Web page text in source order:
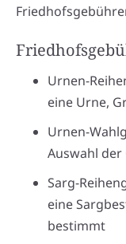
Urnen-
eine Urne,
Urnen-
Auswahl
Sarg-
eine
bestimmt